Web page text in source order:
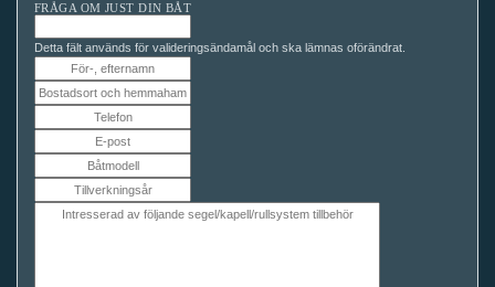
FRÅGA OM JUST DIN BÅT
Detta fält används för valideringsändamål och ska lämnas oförändrat.